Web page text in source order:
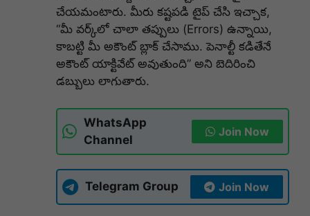
చేయమంటారు. మీరు కష్టపడి టైప్ చేసి ఇచ్చాక,
“మీ వర్క్‌లో చాలా తప్పులు (Errors) ఉన్నాయి,
కాబట్టి మీ అకౌంట్ బ్లాక్ చేసాము. పెనాల్టీ కడితేనే
అకౌంట్ యాక్టివేట్ అవుతుంది” అని బెదిరించి
డబ్బులు లాగుతారు.
WhatsApp
Channel
Join Now
Telegram Group Join Now